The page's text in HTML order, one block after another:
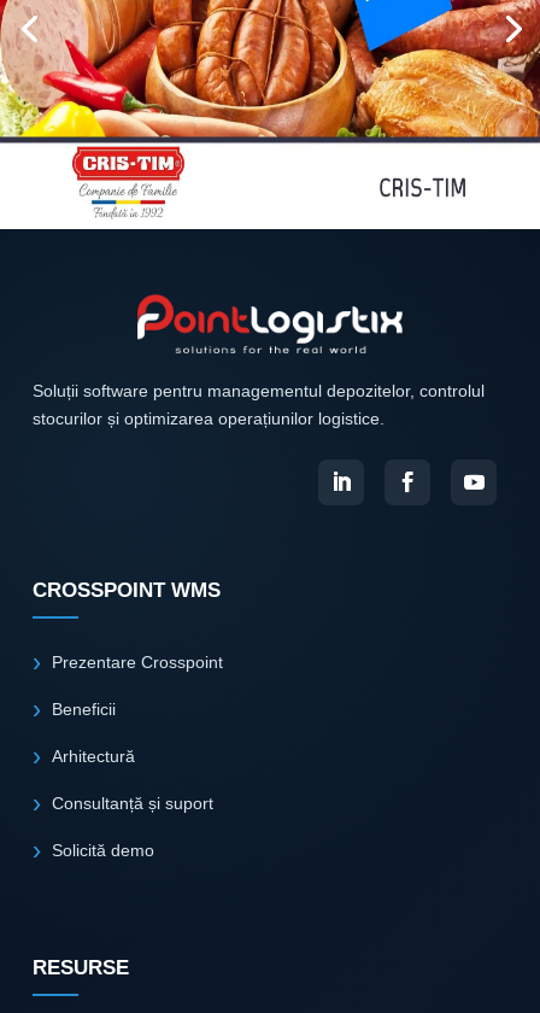
Soluții software pentru managementul depozitelor, controlul
stocurilor și optimizarea operațiunilor logistice.
CROSSPOINT WMS
Prezentare Crosspoint
Beneficii
Arhitectură
Consultanță și suport
Solicită demo
RESURSE